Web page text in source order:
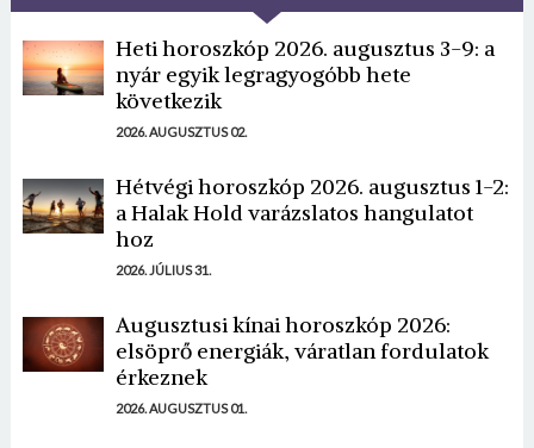
Heti horoszkóp 2026. augusztus 3-9: a
nyár egyik legragyogóbb hete
következik
2026. AUGUSZTUS 02.
Hétvégi horoszkóp 2026. augusztus 1-2:
a Halak Hold varázslatos hangulatot
hoz
2026. JÚLIUS 31.
Augusztusi kínai horoszkóp 2026:
elsöprő energiák, váratlan fordulatok
érkeznek
2026. AUGUSZTUS 01.